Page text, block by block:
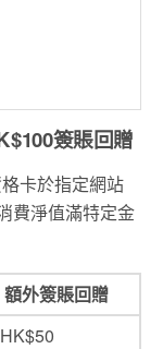
簽賬回贈
卡於指定網站
費淨值滿特定金
額外簽賬回贈
HK$50